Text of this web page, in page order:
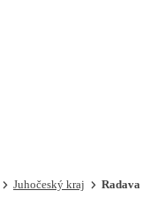
Juhočeský kraj Radava